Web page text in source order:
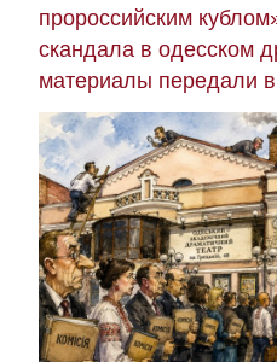
пророссийским
скандала в одесском
материалы передали